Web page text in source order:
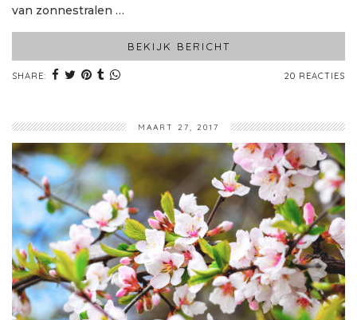
van zonnestralen …
BEKIJK BERICHT
SHARE: 20 REACTIES
MAART 27, 2017